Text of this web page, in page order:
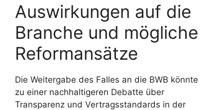
Auswirkungen auf die
Branche und mögliche
Reformansätze
Die Weitergabe des Falles an die BWB könnte
zu einer nachhaltigeren Debatte über
Transparenz und Vertragsstandards in der